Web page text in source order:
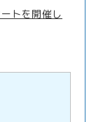
トを開催し